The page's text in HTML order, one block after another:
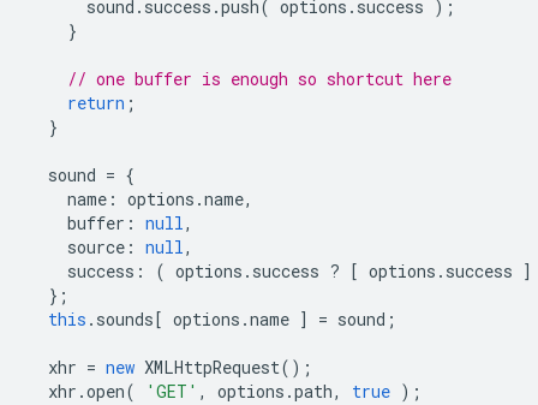
sound . success .push( options . success );
}
// one buffer is enough so shortcut here
return ;
}
sound = {
name : options .name,
buffer : null,
source : null,
success : ( options . success ? [ options . success ]
};
this . sounds[ options .name ] = sound ;
xhr = new XMLHttpRequest();
xhr .open( 'GET' , options .path, true );